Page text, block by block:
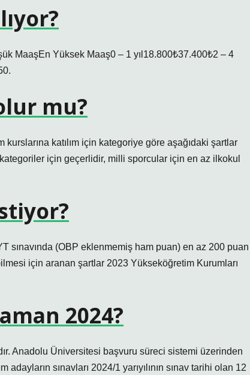
MaaşEn Yüksek Maaş0 – 1 yıl18.800₺37.400₺2 – 4
mu?
katılım için kategoriye göre aşağıdaki şartlar
için geçerlidir, milli sporcular için en az ilkokul
sınavında (OBP eklenmemiş ham puan) en az 200 puan
için aranan şartlar 2023 Yükseköğretim Kurumları
2024?
Anadolu Üniversitesi başvuru süreci sistemi üzerinden
sınavları 2024/1 yarıyılının sınav tarihi olan 12